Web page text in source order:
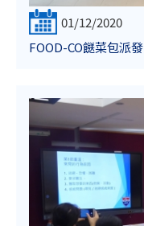
01/12/2020
FOOD-CO餸菜包派發